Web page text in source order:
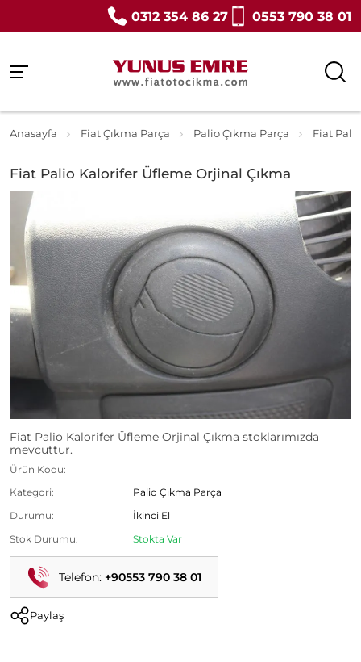
0312 354 86 27 0553 790 38 01
Anasayfa Fiat Çıkma Parça Palio Çıkma Parça Fiat
Fiat Palio Kalorifer Üfleme Orjinal Çıkma
Fiat Palio Kalorifer Üfleme Orjinal Çıkma stoklarımızda
mevcuttur.
Ürün Kodu:
Kategori:
Palio Çıkma Parça
Durumu:
İkinci El
Stok Durumu:
Stokta Var
Telefon: +90553 790 38 01
Paylaş